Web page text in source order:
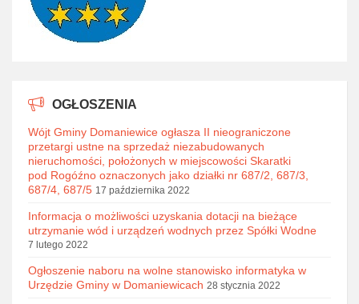
OGŁOSZENIA
Wójt Gminy Domaniewice ogłasza II nieograniczone
przetargi ustne na sprzedaż niezabudowanych
nieruchomości, położonych w miejscowości Skaratki
pod Rogóźno oznaczonych jako działki nr 687/2, 687/3,
687/4, 687/5 17 października 2022
Informacja o możliwości uzyskania dotacji na bieżące
utrzymanie wód i urządzeń wodnych przez Spółki Wodne
7 lutego 2022
Ogłoszenie naboru na wolne stanowisko informatyka w
Urzędzie Gminy w Domaniewicach 28 stycznia 2022